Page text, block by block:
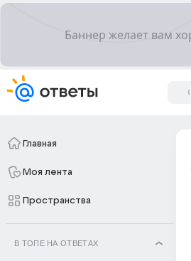
Главная
Моя лента
Пространства
В ТОПЕ НА ОТВЕТАХ